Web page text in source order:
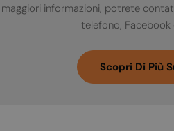
maggiori informazioni, potrete
telefono, Facebook
Scopri Di Più